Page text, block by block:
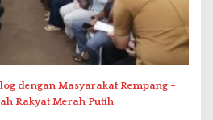
dengan Masyarakat Rempang –
Rakyat Merah Putih